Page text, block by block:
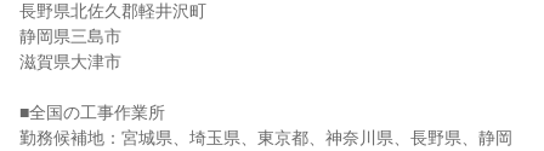
長野県北佐久郡軽井沢町
静岡県三島市
滋賀県大津市
■全国の工事作業所
勤務候補地：宮城県、埼玉県、東京都、神奈川県、長野県、静岡